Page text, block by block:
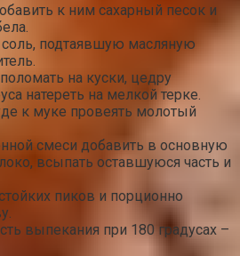
к ним сахарный песок и
подтаявшую масляную
на куски, цедру
натереть на мелкой терке.
к муке провеять молотый
смеси добавить в основную
всыпать оставшуюся часть и
пиков и порционно
выпекания при 180 градусах –